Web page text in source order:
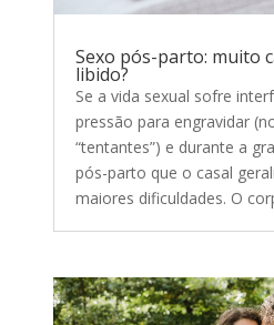
Sexo pós-parto: muito
libido?
Se a vida sexual sofre
pressão para engravidar
“tentantes”) e durante a
pós-parto que o casal
maiores dificuldades. O